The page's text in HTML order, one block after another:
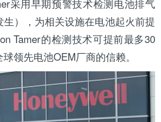
采用早期预警技术检测电池排气
生），为相关设施在电池起火前提
Tamer的检测技术可提前最多30
领先电池OEM厂商的信赖。